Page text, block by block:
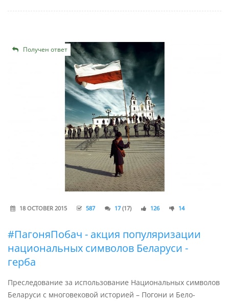
Получен ответ
18 OCTOBER 2015 587 17 (17) 126 14
#ПагоняПобач - акция популяризации
национальных символов Беларуси -
герба
Преследование за использование Национальных символов
Беларуси с многовековой историей – Погони и Бело-